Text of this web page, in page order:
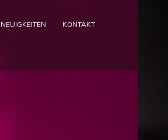
NEUIGKEITEN KONTAKT